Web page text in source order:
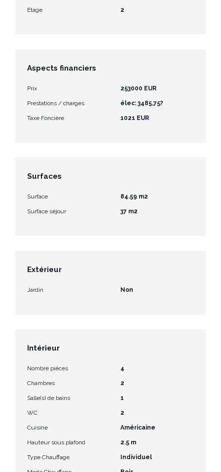
Etage 2
Aspects financiers
Prix 253000 EUR
Prestations / charges élec: 3485,75?
Taxe Foncière 1021 EUR
Surfaces
Surface 84.59 m2
Surface séjour 37 m2
Extérieur
Jardin Non
Intérieur
Nombre pièces 4
Chambres 2
Salle(s) de bains 1
WC 2
Cuisine Américaine
Hauteur sous plafond 2.5 m
Type Chauffage Individuel